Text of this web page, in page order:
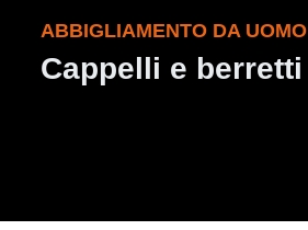
ABBIGLIAMENTO DA UOMO
Cappelli e berretti